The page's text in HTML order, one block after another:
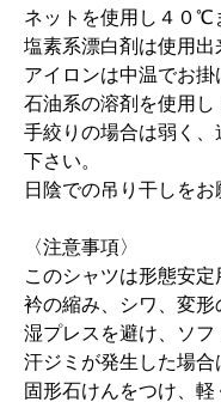
ネットを使用し４０℃
塩素系漂白剤は使用出
アイロンは中温でお掛
石油系の溶剤を使用し
手絞りの場合は弱く、
下さい。
日陰での吊り干しをお
〈注意事項〉
このシャツは形態安定
衿の縮み、シワ、変
湿プレスを避け、ソフ
汗ジミが発生した場
固形石けんをつけ、軽